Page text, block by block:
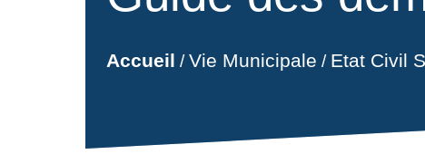
Accueil /Vie Municipale / Etat Civil